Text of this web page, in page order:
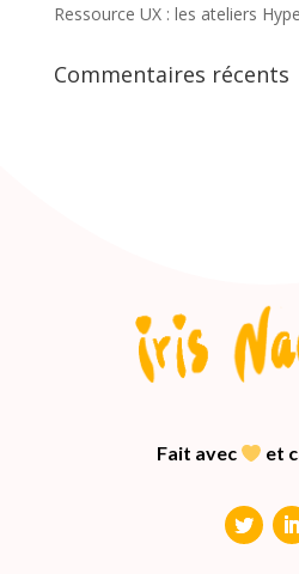
Ressource UX : les ateliers
Commentaires récents
Fait avec et